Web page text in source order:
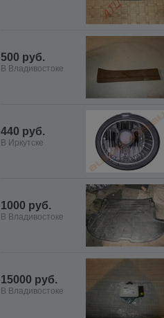
500 руб.
В Владивостоке
440 руб.
В Иркутске
1000 руб.
В Владивостоке
15000 руб.
В Владивостоке